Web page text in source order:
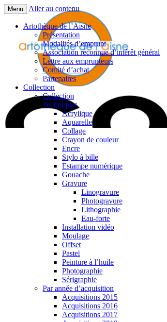
Menu Aller au contenu
Artothèque de l’Aisne
Présentation
Modalités d’emprunt
Association reconnue d’intérêt général
Lettre aux emprunteurs
Comité d’achat
Partenaires
Collection
Collection
Techniques
Acrylique
Aquarelle
Collage
Crayon de couleur
Encre
Stylo à bille
Estampe numérique
Gouache
Gravure
Linogravure
Photogravure
Lithographie​
Eau-forte
Installation vidéo
Moulage
Offset
Pastel
Peinture à l’huile
Photographie
Sérigraphie
Par année d’acquisition
Acquisitions 2015
Acquisitions 2016
Acquisitions 2017